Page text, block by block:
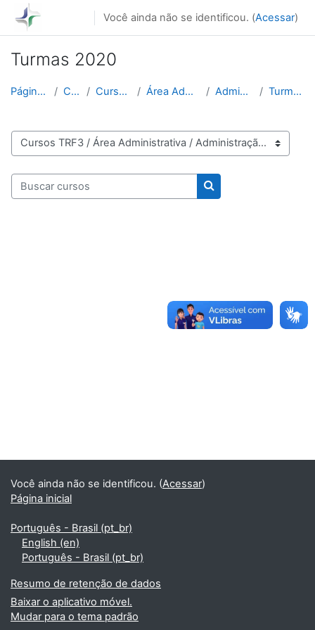
Ir para o conteúdo principal
Você ainda não se identificou. (Acessar)
Turmas 2020
Página inicial Cursos Cursos TRF3 Área Administrativa Administração Turmas 2020
Categorias de Cursos
Buscar cursos
Buscar cursos
Você ainda não se identificou. (Acessar)
Página inicial
Português - Brasil ‎(pt_br)‎
English ‎(en)‎
Português - Brasil ‎(pt_br)‎
Resumo de retenção de dados
Baixar o aplicativo móvel.
Mudar para o tema padrão